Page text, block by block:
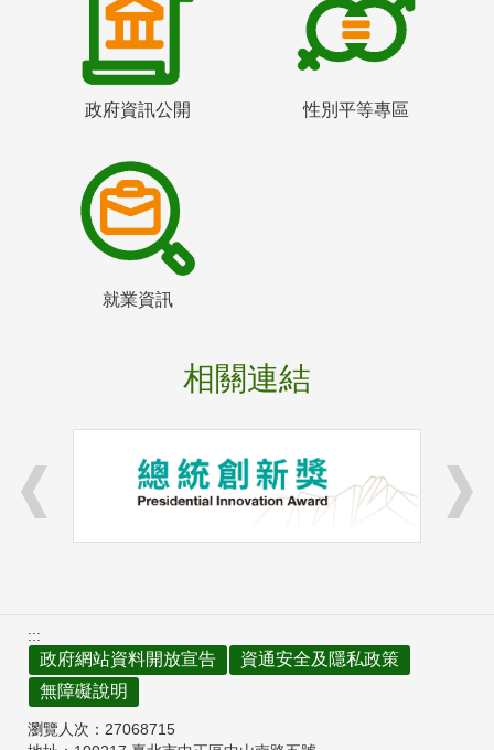
政府資訊公開 性別平等專區
就業資訊
相關連結
:::
政府網站資料開放宣告
資通安全及隱私政策
無障礙說明
瀏覽人次： 27068715